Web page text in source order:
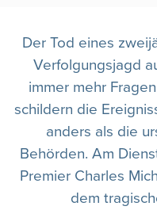
Der Tod eines
Verfolgungsjagd
immer mehr
schildern die
anders als die
Behörden. Am
Premier Charles
dem